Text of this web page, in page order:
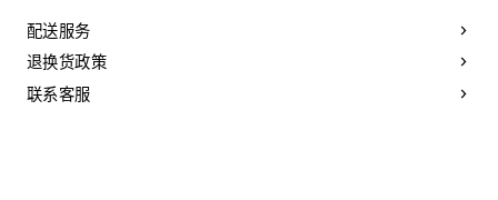
不可熨烫。
不可干洗。
配送服务
退换货政策
联系客服